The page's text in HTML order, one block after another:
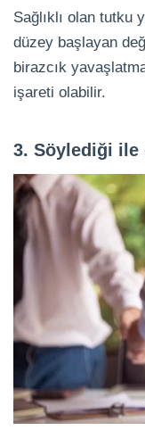
Sağlıklı olan tutku
düzey başlayan
birazcık
işareti olabilir.
3. Söylediği ile